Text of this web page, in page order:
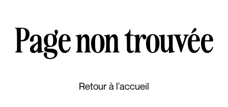
Page non trouvée
Retour à l'accueil